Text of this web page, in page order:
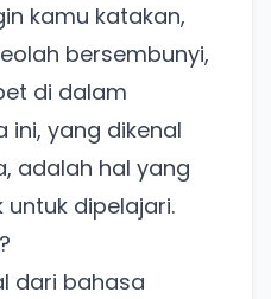
kamu katakan,
bersembunyi,
di dalam
ini, yang dikenal
adalah hal yang
dipelajari.
dari bahasa